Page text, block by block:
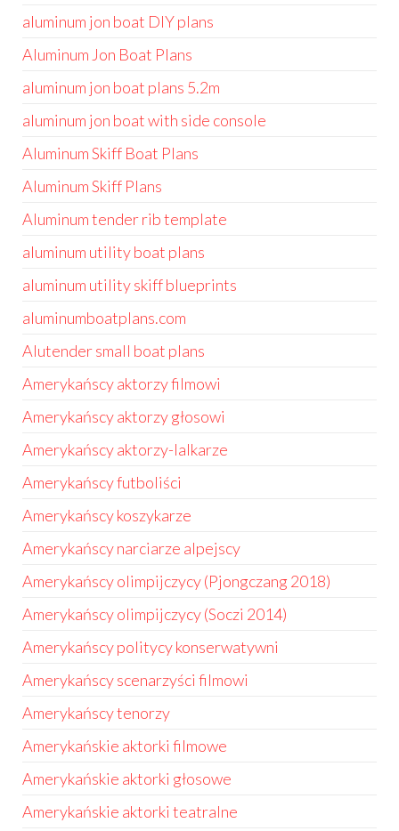
aluminum jon boat DIY plans
Aluminum Jon Boat Plans
aluminum jon boat plans 5.2m
aluminum jon boat with side console
Aluminum Skiff Boat Plans
Aluminum Skiff Plans
Aluminum tender rib template
aluminum utility boat plans
aluminum utility skiff blueprints
aluminumboatplans.com
Alutender small boat plans
Amerykańscy aktorzy filmowi
Amerykańscy aktorzy głosowi
Amerykańscy aktorzy-lalkarze
Amerykańscy futboliści
Amerykańscy koszykarze
Amerykańscy narciarze alpejscy
Amerykańscy olimpijczycy (Pjongczang 2018)
Amerykańscy olimpijczycy (Soczi 2014)
Amerykańscy politycy konserwatywni
Amerykańscy scenarzyści filmowi
Amerykańscy tenorzy
Amerykańskie aktorki filmowe
Amerykańskie aktorki głosowe
Amerykańskie aktorki teatralne